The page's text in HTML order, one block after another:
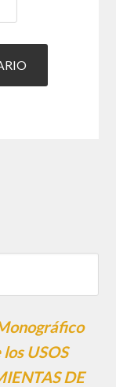
USOS
DE